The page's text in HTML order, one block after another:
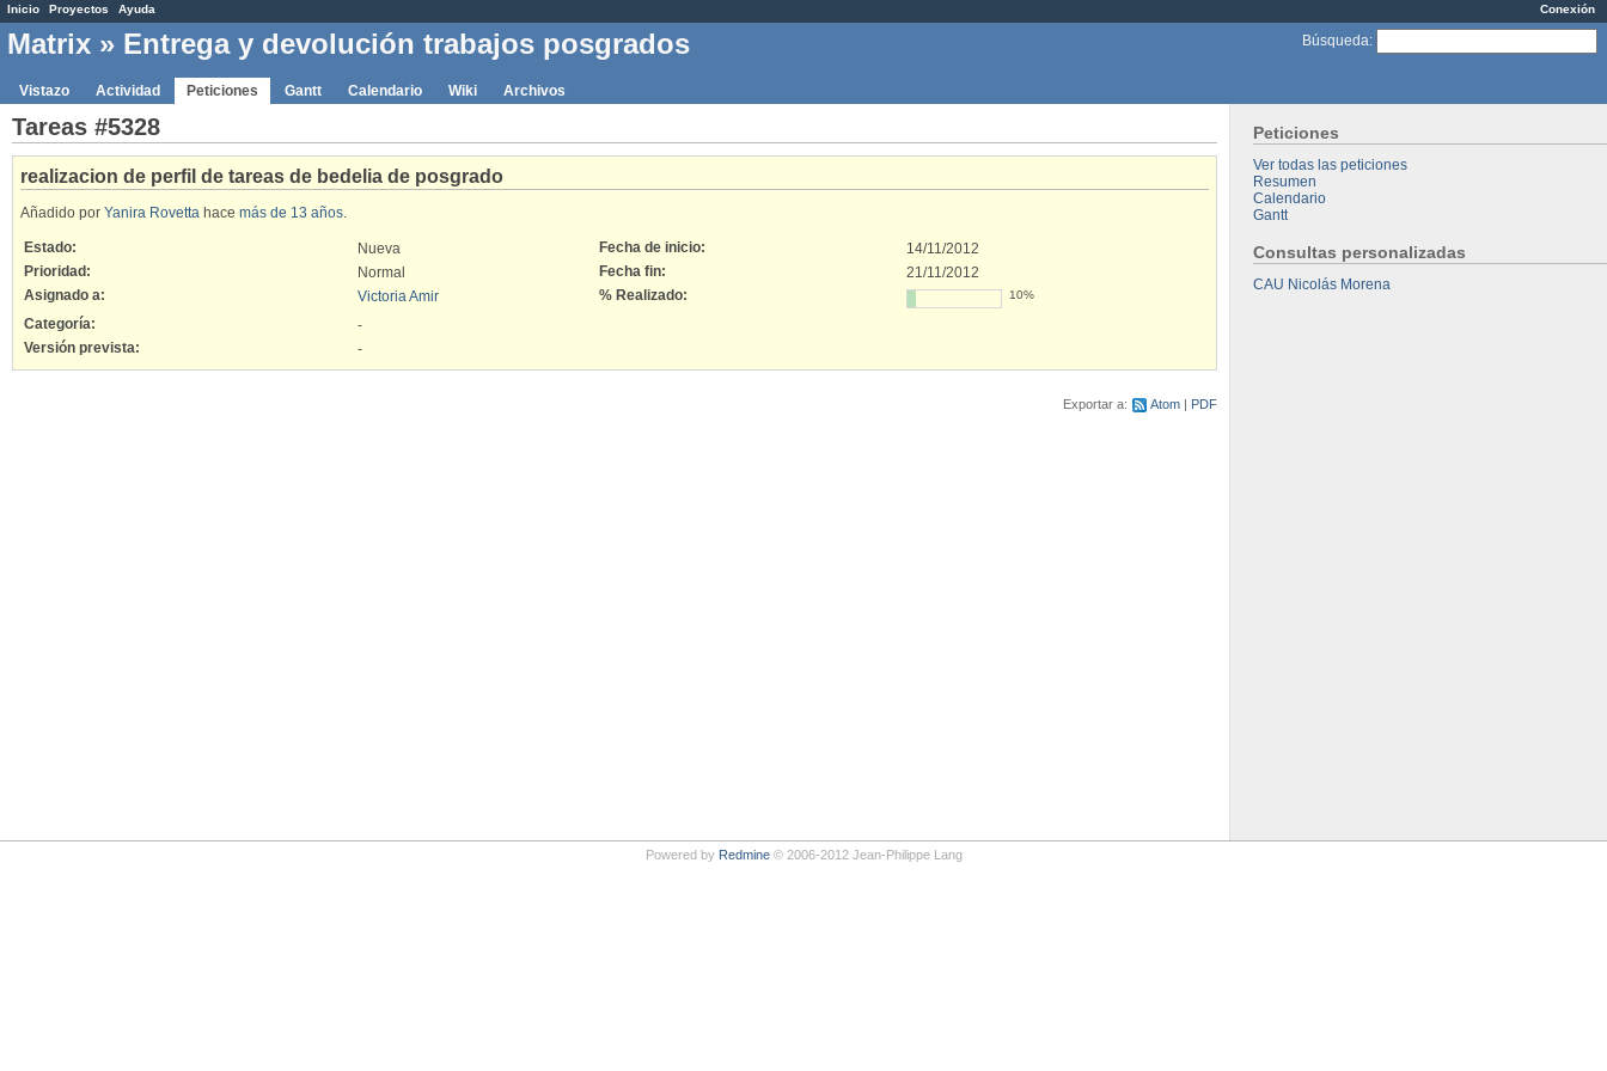
Conexión
Inicio Proyectos Ayuda
Búsqueda:
Matrix » Entrega y devolución trabajos posgrados
Vistazo Actividad Peticiones Gantt Calendario Wiki Archivos
Peticiones
Ver todas las peticiones
Resumen
Calendario
Gantt
Consultas personalizadas
CAU Nicolás Morena
Tareas #5328
realizacion de perfil de tareas de bedelia de posgrado
Añadido por Yanira Rovetta hace más de 13 años.
Estado: Nueva Fecha de inicio:
14/11/2012
Prioridad:
Normal Fecha fin:
21/11/2012
Asignado a:
Victoria Amir % Realizado: 10%
Categoría:
-
Versión prevista:
-
Exportar a: Atom PDF
Powered by Redmine© 2006-2012 Jean-Philippe Lang